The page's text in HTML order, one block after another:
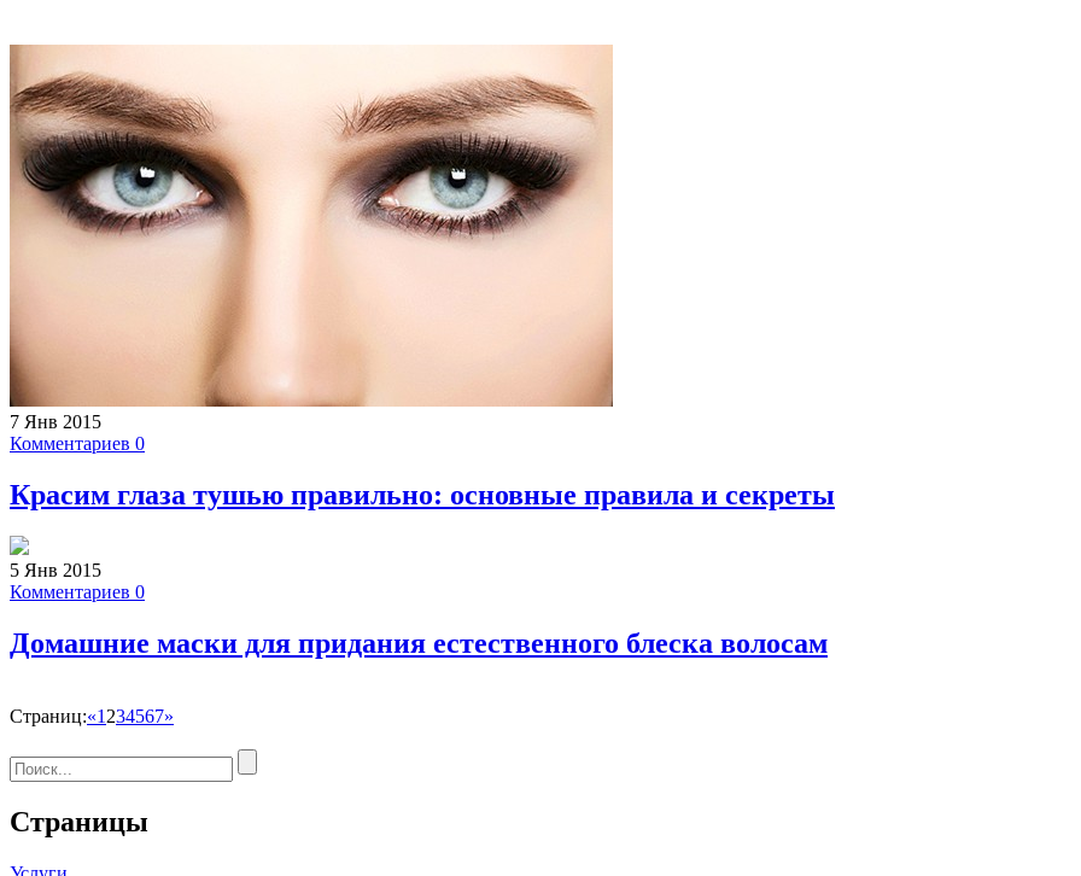
7 Янв 2015
Комментариев 0
Красим глаза тушью правильно: основные правила и секреты
5 Янв 2015
Комментариев 0
Домашние маски для придания естественного блеска волосам
Страниц:«1 234567»
Страницы